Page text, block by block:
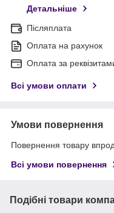
Детальніше
Післяплата
Оплата на рахунок
Оплата за
Всі умови оплати
Умови повернення
Повернення товару
Всі умови повернення
Подібні товари